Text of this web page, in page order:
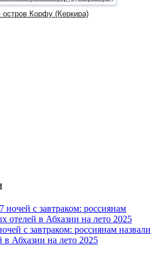
Корфу (Керкира)
с завтраком: россиянам назвали
Абхазии на лето 2025